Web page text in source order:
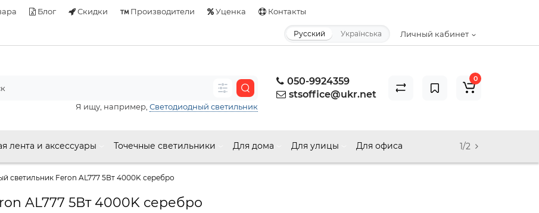
Блог Скидки Производители Уценка Контакты
Личный кабинет
Русский Українська
050-9924359
stsoffice@ukr.net
Я ищу, например, Светодиодный светильник
0
лента и аксессуары Точечные светильники Для дома Для улицы Для офиса 1/2
светильник Feron AL777 5Вт 4000K серебро
AL777 5Вт 4000K серебро